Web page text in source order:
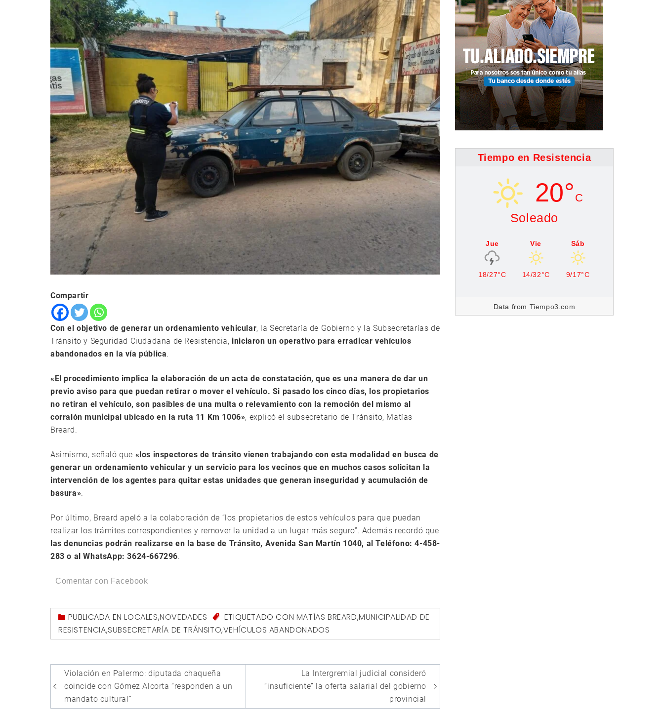
Compartir
Con el objetivo de generar un ordenamiento vehicular, la Secretaría de Gobierno y la Subsecretarías de
Tránsito y Seguridad Ciudadana de Resistencia, iniciaron un operativo para erradicar vehículos
abandonados en la vía pública.
«El procedimiento implica la elaboración de un acta de constatación, que es una manera de dar un
previo aviso para que puedan retirar o mover el vehículo. Si pasado los cinco días, los propietarios
no retiran el vehículo, son pasibles de una multa o relevamiento con la remoción del mismo al
corralón municipal ubicado en la ruta 11 Km 1006», explicó el subsecretario de Tránsito, Matías
Breard.
Asimismo, señaló que «los inspectores de tránsito vienen trabajando con esta modalidad en busca de
generar un ordenamiento vehicular y un servicio para los vecinos que en muchos casos solicitan la
intervención de los agentes para quitar estas unidades que generan inseguridad y acumulación de
basura».
Por último, Breard apeló a la colaboración de “los propietarios de estos vehículos para que puedan
realizar los trámites correspondientes y remover la unidad a un lugar más seguro”. Además recordó que
las denuncias podrán realizarse en la base de Tránsito, Avenida San Martín 1040, al Teléfono: 4-458-
283 o al WhatsApp: 3624-667296.
Comentar con Facebook
PUBLICADA ENLOCALES,NOVEDADES ETIQUETADO CON MATÍAS BREARD,MUNICIPALIDAD DE
RESISTENCIA,SUBSECRETARÍA DE TRÁNSITO,VEHÍCULOS ABANDONADOS
Navegación
de
entradas
Violación en Palermo: diputada chaqueña
coincide con Gómez Alcorta “responden a un
mandato cultural”
La Intergremial judicial consideró
“insuficiente” la oferta salarial del gobierno
provincial
Tiempo en Resistencia
20° C
Soleado
Jue
18/27°C
Vie
14/32°C
Sáb
9/17°C
Data from Tiempo3.com